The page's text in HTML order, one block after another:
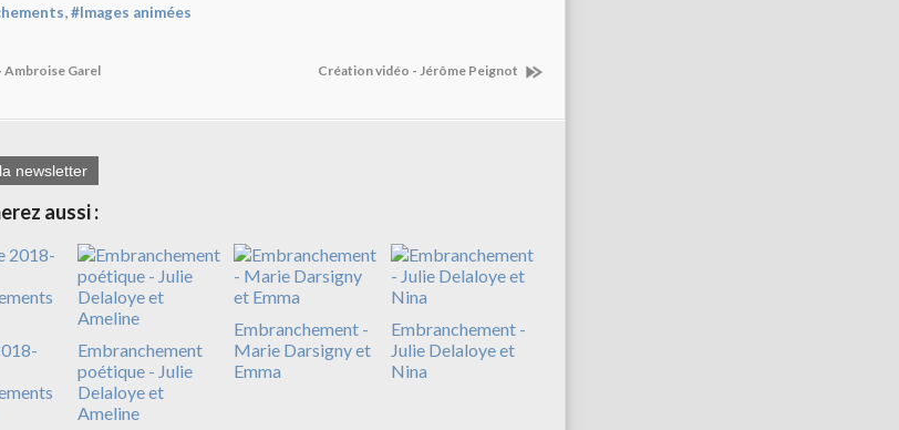
,#Images animées
Ambroise Garel Création vidéo - Jérôme Peignot
newsletter
aussi :
Embranchement
poétique - Julie
Delaloye et
Ameline
Embranchement -
Marie Darsigny et
Emma
Embranchement -
Julie Delaloye et
Nina